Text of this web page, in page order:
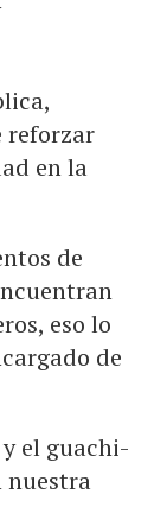
reforzar
en la
de
eso lo
de
el guachi-
nuestra